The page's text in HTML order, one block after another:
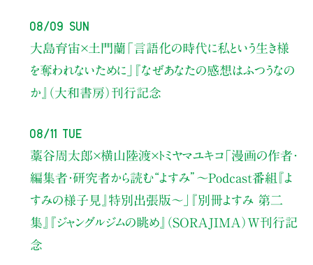
08/09 Sun
大島育宙×土門蘭 「言語化の時代に私という生き様
を奪われないために」
『なぜあなたの感想はふつうなの
か』（大和書房）刊行記念
08/11 Tue
藁谷周太郎×横山陸渡×トミヤマユキコ「漫画の作者・
編集者・研究者から読む“よすみ” 〜Podcast番組『よ
すみの様子見』特別出張版〜」
『別冊よすみ 第二
集』『ジャングルジムの眺め』（SORAJIMA）W刊行記
念